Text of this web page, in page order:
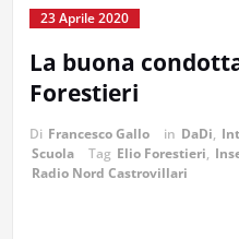
23 Aprile 2020
La buona
Forestieri
Di Francesco Gallo in DaDi,
Scuola
Tag Elio Forestieri,
Radio Nord Castrovillari